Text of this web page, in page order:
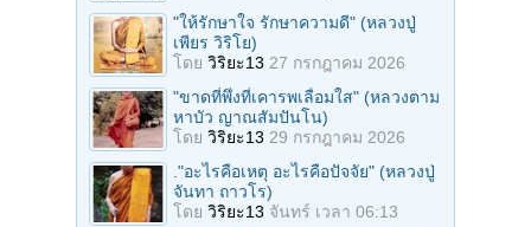
"ให้รักษาใจ รักษาความดี" (หลวงปู่
เพียร วิริโย)
โดย วิริยะ13 27 กรกฎาคม 2026
"ขาดที่พึ่งที่เคารพเลื่อมใส" (หลวงตาม
หาบัว ญาณสัมปันโน)
โดย วิริยะ13 29 กรกฎาคม 2026
."อะไรคือเหตุ อะไรคือปัจจัย" (หลวงปู่
จันทา ถาวโร)
โดย วิริยะ13 จันทร์ เวลา 06:13